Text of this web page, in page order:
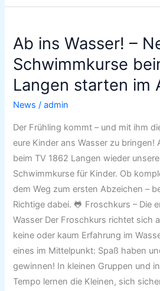
Ab ins Wasser! –
Schwimmkurse
Langen starten im
News /admin
Der Frühling kommt – und mit ihm
eure Kinder ans Wasser zu bringen!
beim TV 1862 Langen wieder
Schwimmkurse für Kinder. Ob
dem Weg zum ersten Abzeichen –
Richtige dabei. 🐸 Froschkurs – Die
Wasser Der Froschkurs richtet sich
keine oder kaum Erfahrung im
eines im Mittelpunkt: Spaß haben
gewinnen! In kleinen Gruppen und
Tempo lernen die Kleinen, sich
ins
Wasser!
–
Neue
Schwimmkurse